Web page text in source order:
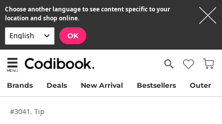
Choose another language to see content specific to your
location and shop online.
OK
Brands Deals New Arrival Bestsellers Outer
#3041. Tip